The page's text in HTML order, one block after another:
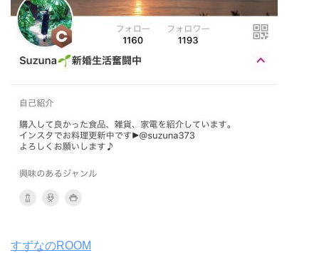
すずなのROOM